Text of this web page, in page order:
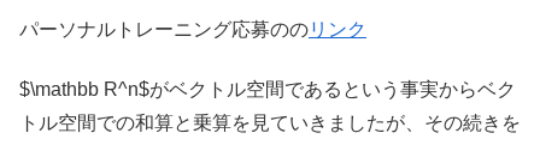
パーソナルトレーニング応募ののリンク
$\mathbb R^n$がベクトル空間であるという事実からベク
トル空間での和算と乗算を見ていきましたが、その続きを